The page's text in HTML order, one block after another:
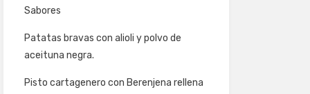
Sabores
Patatas bravas con alioli y polvo de
aceituna negra.
Pisto cartagenero con Berenjena rellena